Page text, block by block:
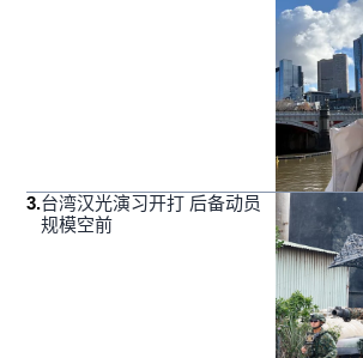
3.台湾汉光演习开打 后备动员
规模空前